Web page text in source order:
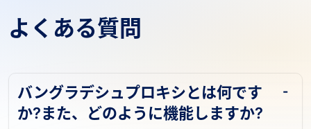
よくある質問
バングラデシュプロキシとは何です
か?また、どのように機能しますか?